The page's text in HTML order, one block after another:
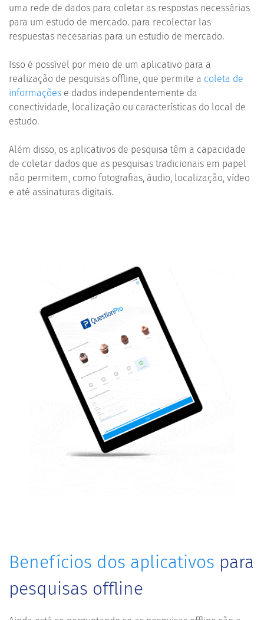
uma rede de dados para coletar as respostas necessárias
para um estudo de mercado. para recolectar las
respuestas necesarias para un estudio de mercado.
Isso é possível por meio de um aplicativo para a
realização de pesquisas offline, que permite a coleta de
informações e dados independentemente da
conectividade, localização ou características do local de
estudo.
Além disso, os aplicativos de pesquisa têm a capacidade
de coletar dados que as pesquisas tradicionais em papel
não permitem, como fotografias, áudio, localização, vídeo
e até assinaturas digitais.
Benefícios dos aplicativos para
pesquisas offline